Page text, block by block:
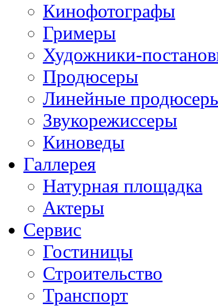
Кинофотографы
Гримеры
Художники-
Продюсеры
Линейные
Звукорежиссеры
Киноведы
Галлерея
Натурная площадка
Актеры
Сервис
Гостиницы
Строительство
Транспорт